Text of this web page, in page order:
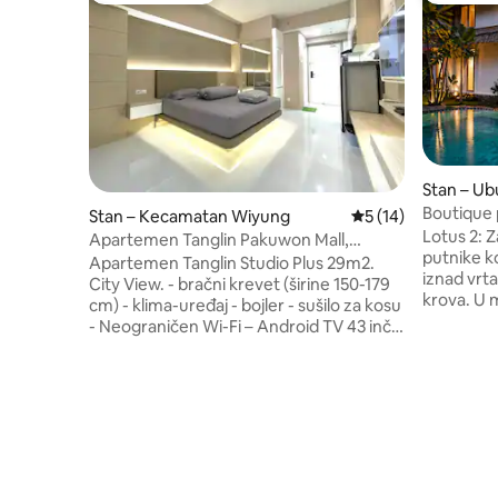
Stan – Kecamatan Wiyung Prosječna ocjena:
5 (14)
Apartemen Tanglin Pakuwon Mall,
Surabaya
Apartemen Tanglin Studio Plus 29m2.
City View. - bračni krevet (širine 150-179
cm) - klima-uređaj - bojler - sušilo za kosu
- Neograničen Wi-Fi – Android TV 43 inča
Stan –
Boutique
krovom ·
Lotus 2:
putnike
iznad
krova. U